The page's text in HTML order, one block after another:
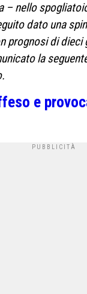
– nello
dato una
prognosi di
la
e